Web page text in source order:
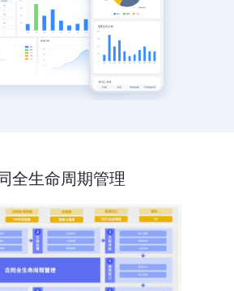
全生命周期管理